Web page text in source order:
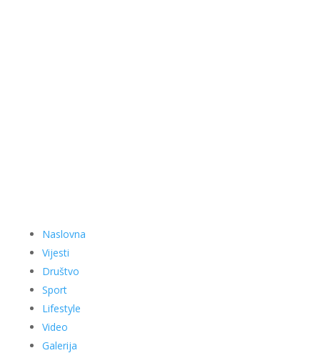
Naslovna
Vijesti
Društvo
Sport
Lifestyle
Video
Galerija